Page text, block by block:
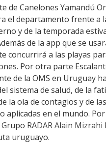
Link
de Canelones Yamandú
el departamento frente a
y de la temporada
de la app que se
concurrirá a las playas
Por otra parte
de la OMS en Uruguay
sistema de salud, de la
la ola de contagios y de
aplicadas en el mundo.
RADAR Alain
uruguayo.